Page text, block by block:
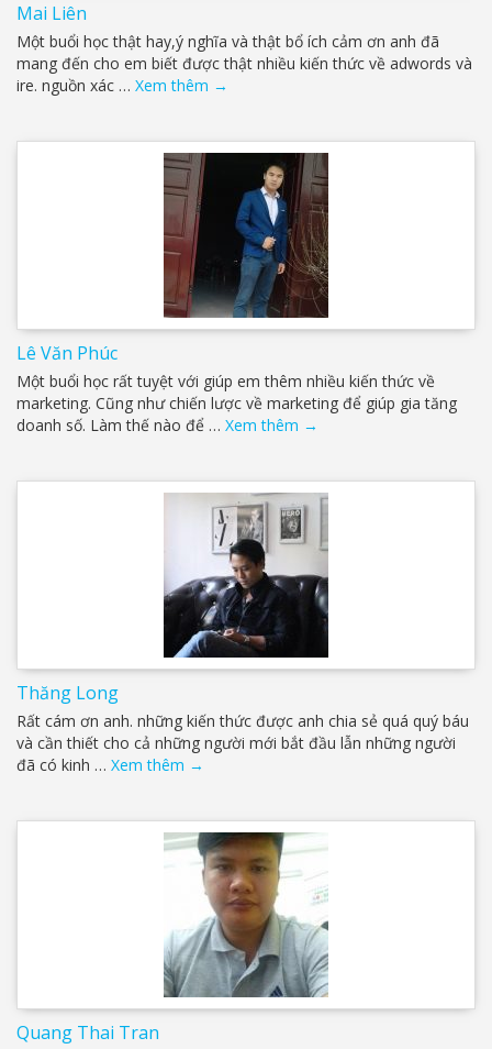
Mai Liên
Một buổi học thật hay,ý nghĩa và thật bổ ích cảm ơn anh đã
mang đến cho em biết được thật nhiều kiến thức về adwords và
ire. nguồn xác … Xem thêm →
Lê Văn Phúc
Một buổi học rất tuyệt với giúp em thêm nhiều kiến thức về
marketing. Cũng như chiến lược về marketing để giúp gia tăng
doanh số. Làm thế nào để … Xem thêm →
Thăng Long
Rất cám ơn anh. những kiến thức được anh chia sẻ quá quý báu
và cần thiết cho cả những người mới bắt đầu lẫn những người
đã có kinh … Xem thêm →
Quang Thai Tran